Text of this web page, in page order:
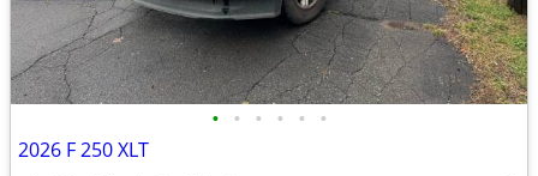
• • • • • •
2026 F 250 XLT